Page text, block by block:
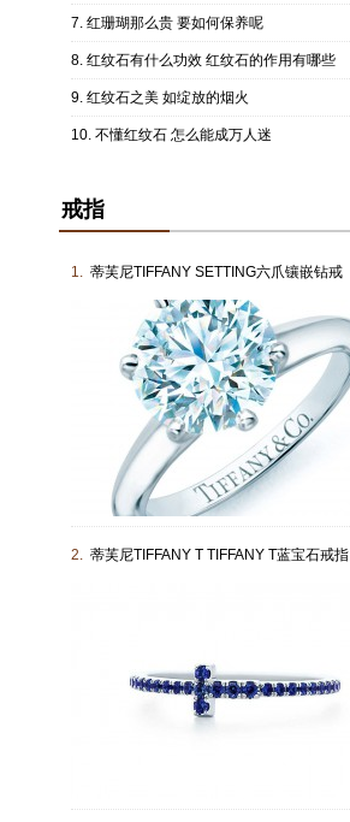
红珊瑚那么贵 要如何保养呢
红纹石有什么功效 红纹石的作用有哪些
红纹石之美 如绽放的烟火
不懂红纹石 怎么能成万人迷
戒指
1. 蒂芙尼TIFFANY SETTING六爪镶嵌钻戒
2. 蒂芙尼TIFFANY T TIFFANY T蓝宝石戒指